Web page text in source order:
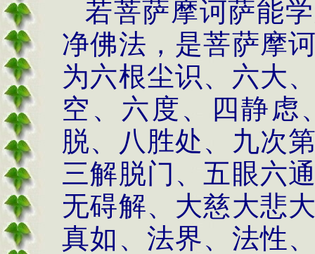
若菩萨摩诃萨能
净佛法，是菩萨摩
为六根尘识、六大
空、六度、四静虑
脱、八胜处、九次
三解脱门、五眼六
无碍解、大慈大悲
真如、法界、法性